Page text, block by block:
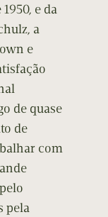
e da
a
e
de quase
de
com
pela